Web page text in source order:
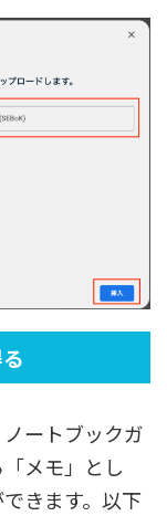
ートブックガ
メモ」とし
きます。以下